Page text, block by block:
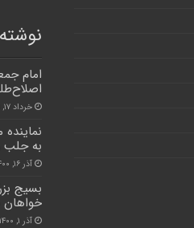
امام
خرداد ۱۷, ۱۴۰۱
به
آذر ۱۶, ۱۴۰۰
بسیج
خواهان
آذر ۱, ۱۴۰۰